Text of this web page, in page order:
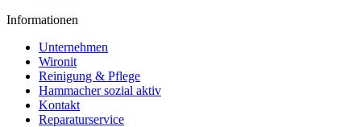
Informationen
Unternehmen
Wironit
Reinigung & Pflege
Hammacher sozial aktiv
Kontakt
Reparaturservice